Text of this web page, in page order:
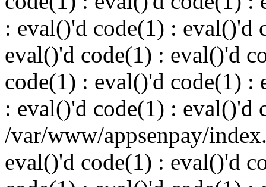
: eval()'d code(1) : eval()'d
eval()'d code(1) : eval()'d
code(1) : eval()'d code(1) :
: eval()'d code(1) : eval()'d
/var/www/appsenpay/
eval()'d code(1) : eval()'d